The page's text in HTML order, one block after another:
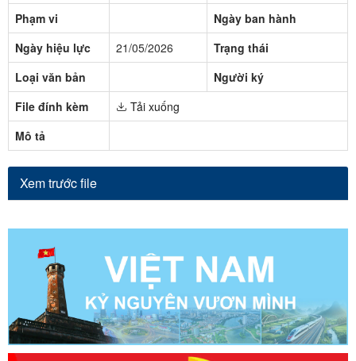
Phạm vi
Ngày ban hành
Ngày hiệu lực
21/05/2026
Trạng thái
Loại văn bản
Người ký
File đính kèm
Tải xuống
Mô tả
Xem trước file